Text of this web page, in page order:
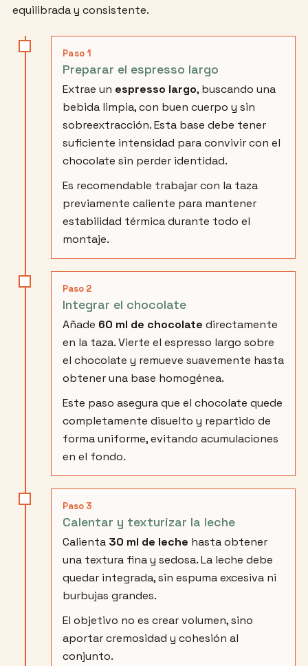
equilibrada y consistente.
Paso 1
Preparar el espresso largo
Extrae un espresso largo, buscando una
bebida limpia, con buen cuerpo y sin
sobreextracción. Esta base debe tener
suficiente intensidad para convivir con el
chocolate sin perder identidad.
Es recomendable trabajar con la taza
previamente caliente para mantener
estabilidad térmica durante todo el
montaje.
Paso 2
Integrar el chocolate
Añade 60 ml de chocolate directamente
en la taza. Vierte el espresso largo sobre
el chocolate y remueve suavemente hasta
obtener una base homogénea.
Este paso asegura que el chocolate quede
completamente disuelto y repartido de
forma uniforme, evitando acumulaciones
en el fondo.
Paso 3
Calentar y texturizar la leche
Calienta 30 ml de leche hasta obtener
una textura fina y sedosa. La leche debe
quedar integrada, sin espuma excesiva ni
burbujas grandes.
El objetivo no es crear volumen, sino
aportar cremosidad y cohesión al
conjunto.